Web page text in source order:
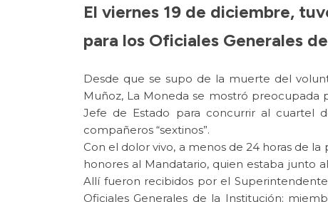
El viernes 19 de diciembre,
para los Oficiales Generales
Desde que se supo de la muerte del
Muñoz, La Moneda se mostró preocupada
Jefe de Estado para concurrir al cuartel
compañeros “sextinos”.
Con el dolor vivo, a menos de 24 horas de
honores al Mandatario, quien estaba junto
Allí fueron recibidos por el
Oficiales Generales de la Institución;